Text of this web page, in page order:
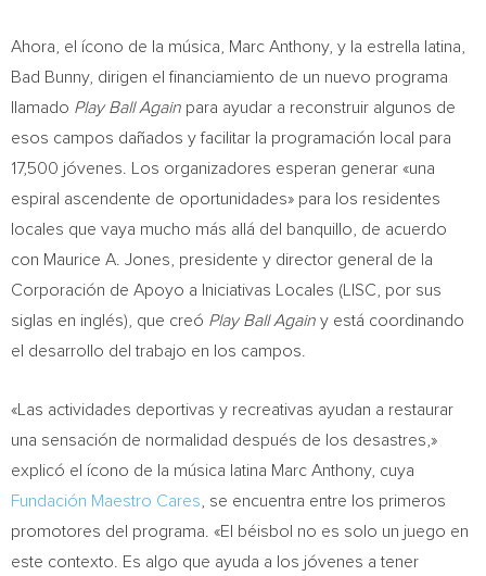
Ahora, el ícono de la música, Marc Anthony, y la estrella latina,
Bad Bunny, dirigen el financiamiento de un nuevo programa
llamado Play Ball Again para ayudar a reconstruir algunos de
esos campos dañados y facilitar la programación local para
17,500 jóvenes. Los organizadores esperan generar «una
espiral ascendente de oportunidades» para los residentes
locales que vaya mucho más allá del banquillo, de acuerdo
con Maurice A. Jones , presidente y director general de la
Corporación de Apoyo a Iniciativas Locales (LISC, por sus
siglas en inglés), que creó Play Ball Again y está coordinando
el desarrollo del trabajo en los campos.
«Las actividades deportivas y recreativas ayudan a restaurar
una sensación de normalidad después de los desastres,»
explicó el ícono de la música latina Marc Anthony, cuya
Fundación Maestro Cares , se encuentra entre los primeros
promotores del programa. «El béisbol no es solo un juego en
este contexto. Es algo que ayuda a los jóvenes a tener